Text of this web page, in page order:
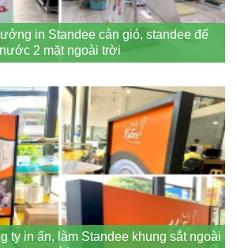
in Standee cản gió, standee đế
nước 2 mặt ngoài trời
ty in ấn, làm Standee khung sắt ngoài